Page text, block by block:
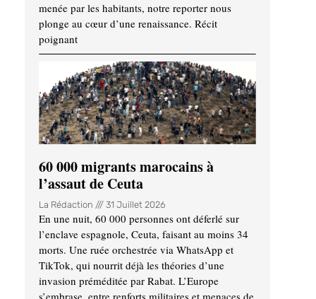
menée par les habitants, notre reporter nous
plonge au cœur d’une renaissance. Récit
poignant
60 000 migrants marocains à
l’assaut de Ceuta
La Rédaction 31 Juillet 2026
En une nuit, 60 000 personnes ont déferlé sur
l’enclave espagnole, Ceuta, faisant au moins 34
morts. Une ruée orchestrée via WhatsApp et
TikTok, qui nourrit déjà les théories d’une
invasion préméditée par Rabat. L’Europe